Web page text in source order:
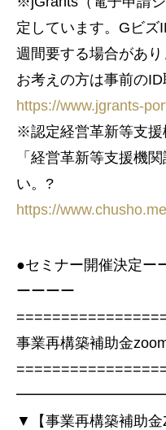
定しています。Gビズ
週間要する場合があ
お考えの方は事前の
https://www.jgrants-
※認定経営革新等支援
「経営革新等支援機
い。?
https://
●セミナー開催決定ー
ーーーー
事業再構築補助金
▼【事業再構築補助金